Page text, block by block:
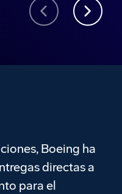
Boeing ha
directas a
para el